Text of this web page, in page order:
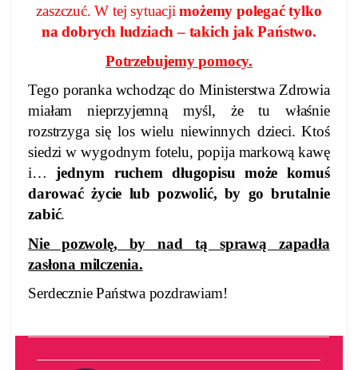
zaszczuć. W tej sytuacjimożemy polegać tylko
na dobrych ludziach – takich jak Państwo.
Potrzebujemy pomocy.
Tego poranka wchodząc do Ministerstwa Zdrowia
miałam nieprzyjemną myśl, że tu właśnie
rozstrzyga się los wielu niewinnych dzieci. Ktoś
siedzi w wygodnym fotelu, popija markową kawę
i…jednym ruchem długopisu może komuś
darować życie lub pozwolić, by go brutalnie
zabić.
Nie pozwolę, by nad tą sprawą zapadła
zasłona milczenia.
Serdecznie Państwa pozdrawiam!